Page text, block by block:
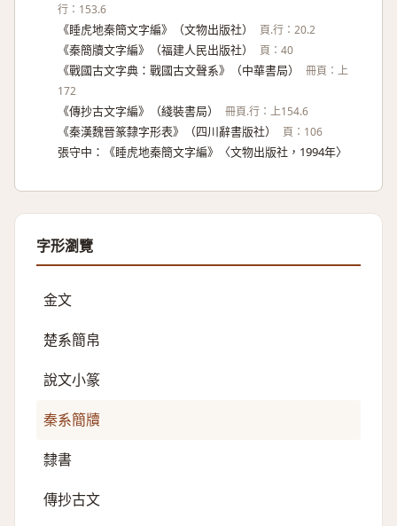
行：153.6
《睡虎地秦簡文字編》（文物出版社） 頁.行：20.2
《秦簡牘文字編》（福建人民出版社） 頁：40
《戰國古文字典：戰國古文聲系》（中華書局）
冊頁：上
172
《傳抄古文字編》（綫裝書局） 冊頁.行：上154.6
《秦漢魏晉篆隸字形表》（四川辭書版社） 頁：106
張守中：《睡虎地秦簡文字編》〈文物出版社，1994年〉
字形瀏覽
金文
楚系簡帛
說文小篆
秦系簡牘
隸書
傳抄古文